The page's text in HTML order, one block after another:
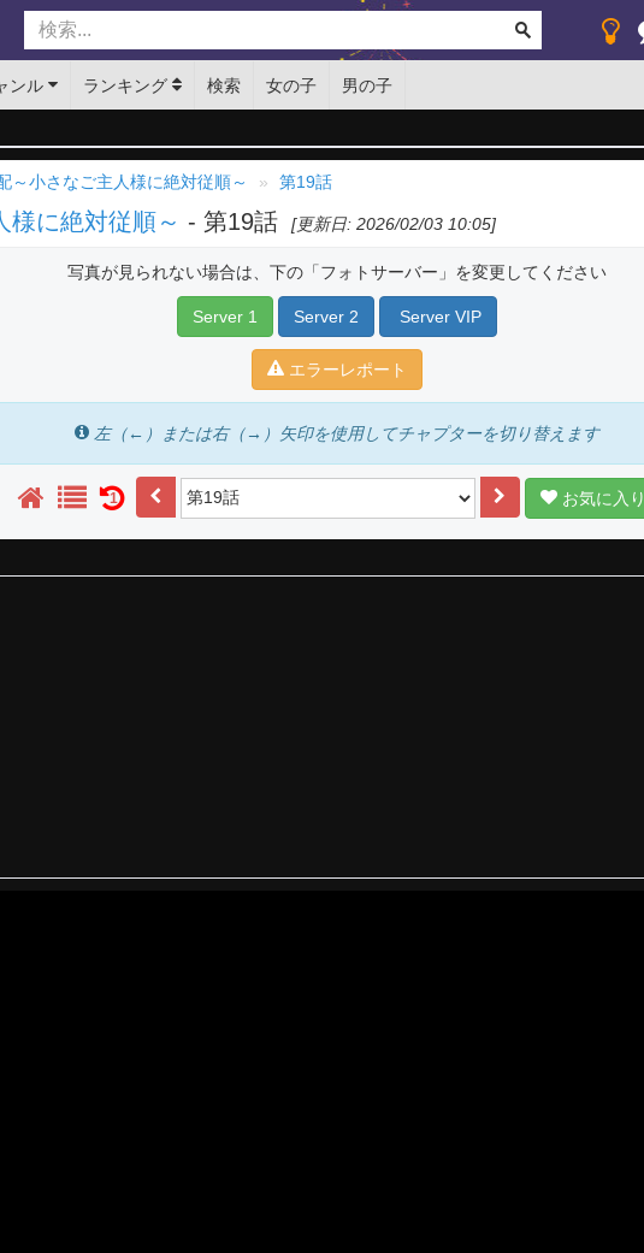
ンル ランキング 検索 女の子 男の子
～小さなご主人様に絶対従順～ 第19話
様に絶対従順～ - 第19話 [更新日: 2026/02/03 10:05]
写真が見られない場合は、下の「フォトサーバー」を変更してください
Server 1 Server 2 Server VIP
エラーレポート
左（←）または右（→）矢印を使用してチャプターを切り替えます
1 お気に入り